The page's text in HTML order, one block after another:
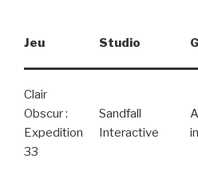
Jeu Studio
Clair
Obscur :
Expedition
33
Sandfall
Interactive